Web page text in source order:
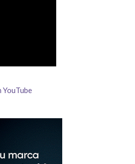
YouTube